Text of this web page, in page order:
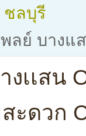
ชลบุรี
พลย์ บางแ
เเสน
ะดวก